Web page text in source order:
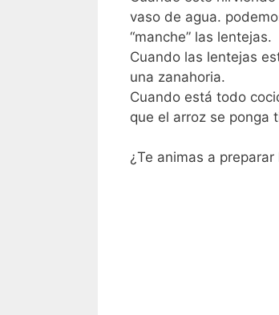
vaso de agua.
“manche” las lentejas.
Cuando las lentejas
una zanahoria.
Cuando está todo
que el arroz se ponga
¿Te animas a